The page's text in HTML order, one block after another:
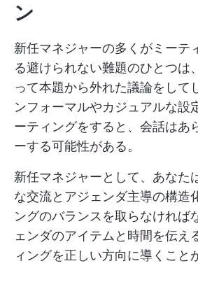
ン
新任マネジャーの多くがミーテ
る避けられない難題のひとつは
って本題から外れた議論をして
ンフォーマルやカジュアルな設
ーティングをすると、会話はあ
ーする可能性がある。
新任マネジャーとして、あなた
な交流とアジェンダ主導の構造
ングのバランスを取らなければ
ェンダのアイテムと時間を伝え
ィングを正しい方向に導くこと